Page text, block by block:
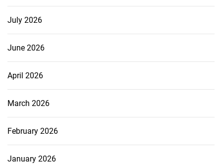
July 2026
June 2026
April 2026
March 2026
February 2026
January 2026